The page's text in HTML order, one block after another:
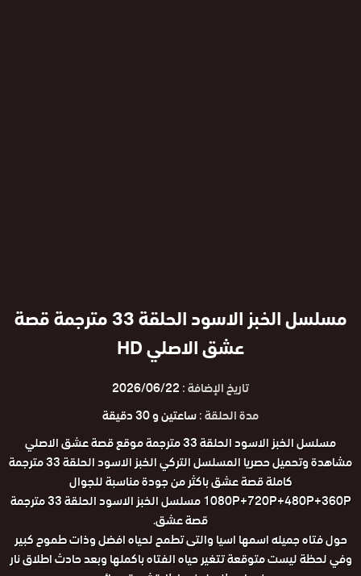
مسلسل الخبز الاسود الحلقة 33 مترجمة قصة
عشق الاصلي HD
تاريخ الإضافة :2026/06/22
مدة الحلقة :ساعتين و 30 دقيقة
مسلسل الخبز الاسود الحلقة 33 مترجمة موقع قصة عشق الاصلي
مشاهدة وتحميل حصريا المسلسل التركي الخبز الاسود الحلقة 33 مترجمة
كاملة قصة عشق باكثر من جودة مناسبة للجوال
1080P+720P+480P+360P مسلسل الخبز الاسود الحلقة 33 مترجمة
قصة عشق.
حول فتاه جميله اسمها اسيا والتى تطمح لحياه افضل وذات طموح كبير
وفي لحظة ليست متوقعة تتغير حياه الفتاه باكملها وبعد حادث اطلاق نار